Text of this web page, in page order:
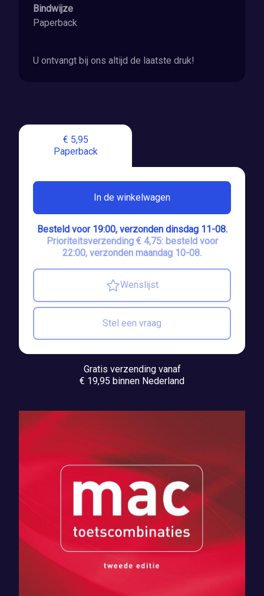
€ 5,95
Paperback
In de winkelwagen
Besteld voor 19:00, verzonden dinsdag 11-08.
Prioriteitsverzending € 4,75: besteld voor
22:00, verzonden maandag 10-08.
Wenslijst
Stel een vraag
Gratis verzending vanaf
€ 19,95 binnen Nederland
Bindwijze
Paperback
U ontvangt bij ons altijd de laatste druk!